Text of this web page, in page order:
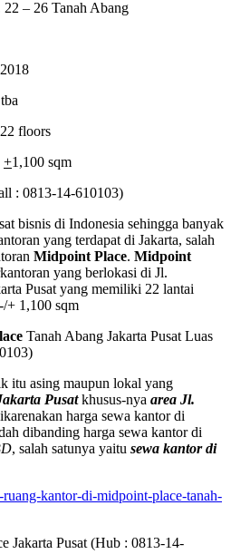
– 26 Tanah Abang
floors
+1,100 sqm
: 0813-14-610103)
bisnis di Indonesia sehingga banyak
yang terdapat di Jakarta, salah
Midpoint Place. Midpoint
yang berlokasi di Jl.
Pusat yang memiliki 22 lantai
+ 1,100 sqm
Tanah Abang Jakarta Pusat Luas
itu asing maupun lokal yang
Pusatkhusus-nya area Jl.
harga sewa kantor di
dibanding harga sewa kantor di
, salah satunya yaitu sewa kantor di
kantor-di-midpoint-place-tanah-
Jakarta Pusat (Hub : 0813-14-